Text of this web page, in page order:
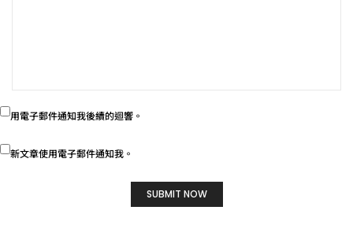
用電子郵件通知我後續的迴響。
新文章使用電子郵件通知我。